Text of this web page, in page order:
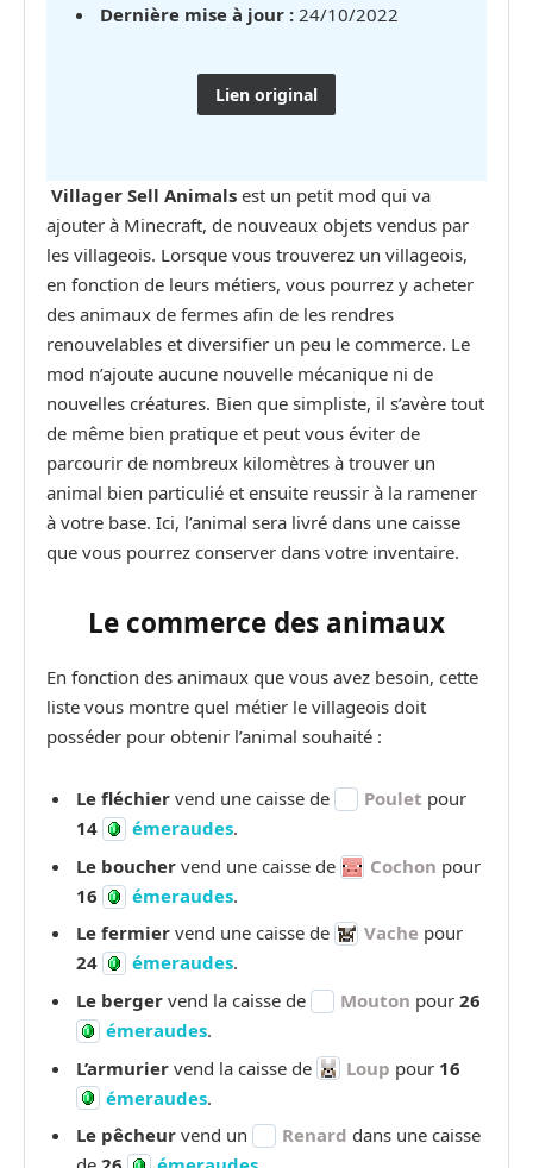
Dernière mise à jour : 24/10/2022
Lien original
Villager Sell Animals est un petit mod qui va
ajouter à Minecraft, de nouveaux objets vendus par
les villageois. Lorsque vous trouverez un villageois,
en fonction de leurs métiers, vous pourrez y acheter
des animaux de fermes afin de les rendres
renouvelables et diversifier un peu le commerce. Le
mod n’ajoute aucune nouvelle mécanique ni de
nouvelles créatures. Bien que simpliste, il s’avère tout
de même bien pratique et peut vous éviter de
parcourir de nombreux kilomètres à trouver un
animal bien particulié et ensuite reussir à la ramener
à votre base. Ici, l’animal sera livré dans une caisse
que vous pourrez conserver dans votre inventaire.
Le commerce des animaux
En fonction des animaux que vous avez besoin, cette
liste vous montre quel métier le villageois doit
posséder pour obtenir l’animal souhaité :
Le fléchier vend une caisse de Poulet pour
14
émeraudes.
Le boucher vend une caisse de Cochon pour
16
émeraudes.
Le fermier vend une caisse de Vache pour
24
émeraudes.
Le berger vend la caisse de Mouton pour 26
émeraudes.
L’armurier vend la caisse de Loup pour 16
émeraudes.
Le pêcheur vend un Renard dans une caisse